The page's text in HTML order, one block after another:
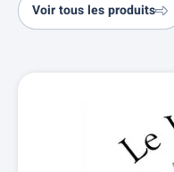
Voir tous les produits